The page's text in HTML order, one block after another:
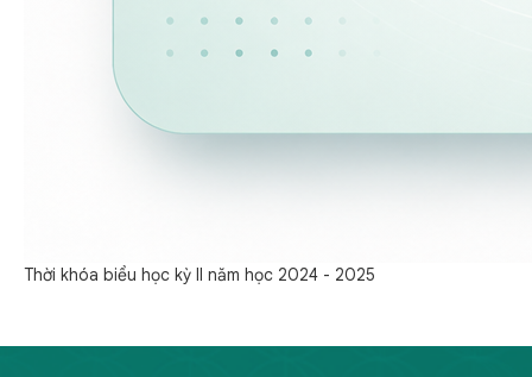
Thời khóa biểu học kỳ II năm học 2024 - 2025